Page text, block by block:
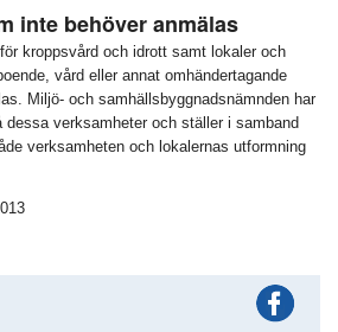
inte behöver anmälas
kroppsvård och idrott samt lokaler och
vård eller annat omhändertagande
Miljö- och samhällsbyggnadsnämnden har
verksamheter och ställer i samband
verksamheten och lokalernas utformning